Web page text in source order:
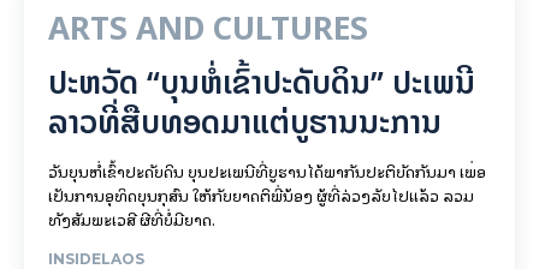
ARTS AND CULTURES
ປະຫວັດ “ບຸນຫໍ່ເຂົ້າປະດັບດິນ” ປະເພນີ
ລາວທີ່ສືບທອດມາແຕ່ບູຮານນະການ
ວັນບຸນຫໍ່ເຂົ້າປະດັບດິນ ບຸນປະເພນີທີ່ບູຮານໄດ້ພາກັນປະຕິບັດກັນມາ ເພື່ອ
ເປັນການອຸທິດບຸນກຸສົນ ໃຫ້ກັບຍາດຕິພີ່ນ້ອງ ຜູ້ທີ່ລ່ວງລັບໄປແລ້ວ ລວມ
ທັງສັມພະເວສີ ຜີທີ່ບໍ່ມີຍາດ.
INSIDELAOS